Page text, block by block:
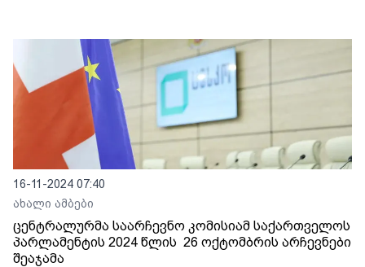
16-11-2024 07:40
ახალი ამბები
ცენტრალურმა საარჩევნო კომისიამ საქართველოს
პარლამენტის 2024 წლის 26 ოქტომბრის არჩევნები
შეაჯამა